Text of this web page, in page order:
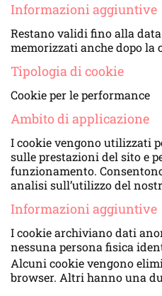
Informazioni aggiuntive
Restano validi fino alla
memorizzati anche dopo la
Tipologia di cookie
Cookie per le performance
Ambito di applicazione
I cookie vengono utilizzati
sulle prestazioni del sito e
funzionamento.
analisi sull’utilizzo del
Informazioni aggiuntive
I cookie archiviano dati
nessuna persona fisica
Alcuni cookie vengono
browser. Altri hanno una